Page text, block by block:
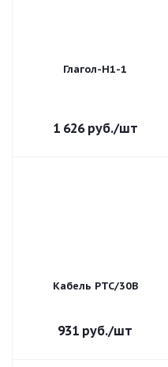
Глагол-Н1-1
1 626руб./шт
Кабель РТС/30В
931 руб./шт